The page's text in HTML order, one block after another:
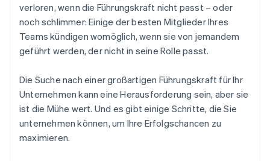
verloren, wenn die Führungskraft nicht passt – oder
noch schlimmer: Einige der besten Mitglieder Ihres
Teams kündigen womöglich, wenn sie von jemandem
geführt werden, der nicht in seine Rolle passt.
Die Suche nach einer großartigen Führungskraft für Ihr
Unternehmen kann eine Herausforderung sein, aber sie
ist die Mühe wert. Und es gibt einige Schritte, die Sie
unternehmen können, um Ihre Erfolgschancen zu
maximieren.